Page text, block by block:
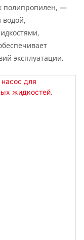
полипропилен, —
водой,
эксплуатации.